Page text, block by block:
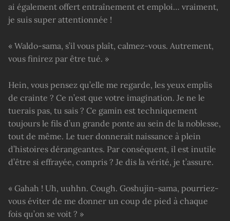
ai également offert entraînement et emploi… vraiment,
je suis super attentionnée !
« Waldo-sama, s’il vous plaît, calmez-vous. Autrement,
vous finirez par être tué. »
Hein, vous pensez qu’elle me regarde, les yeux emplis
de crainte ? Ce n’est que votre imagination. Je ne le
tuerais pas, tu sais ? Ce gamin est techniquement
toujours le fils d’un grande ponte au sein de la noblesse,
tout de même. Le tuer donnerait naissance à plein
d’histoires dérangeantes. Par conséquent, il est inutile
d’être si effrayée, compris ? Je dis la vérité, je t’assure.
« Gahah ! Uh, uuhhn. Cough. Goshujin-sama, pourriez-
vous éviter de me donner un coup de pied à chaque
fois qu’on se voit ? »